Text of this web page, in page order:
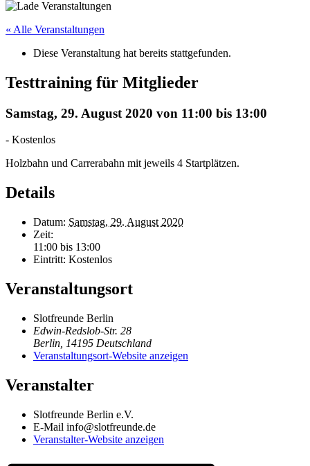
« Alle Veranstaltungen
Diese Veranstaltung hat bereits stattgefunden.
Testtraining für Mitglieder
Samstag, 29. August 2020 von 11:00 bis 13:00
- Kostenlos
Holzbahn und Carrerabahn mit jeweils 4 Startplätzen.
Details
Datum: Samstag, 29. August 2020
Zeit:
11:00 bis 13:00
Eintritt: Kostenlos
Veranstaltungsort
Slotfreunde Berlin
Edwin-Redslob-Str. 28
Berlin 14195 Deutschland
Veranstaltungsort-Website anzeigen
Veranstalter
Slotfreunde Berlin e.V.
E-Mail info@slotfreunde.de
Veranstalter-Website anzeigen